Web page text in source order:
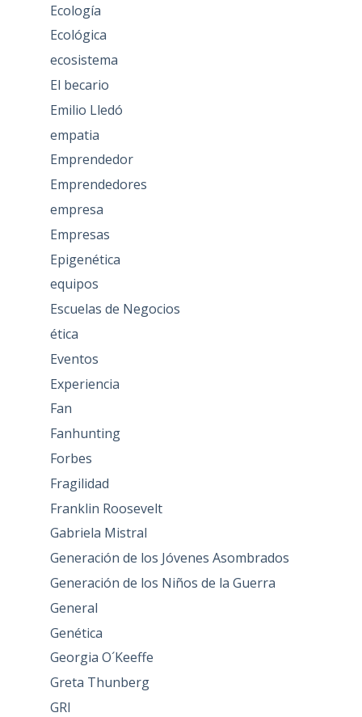
Ecología
Ecológica
ecosistema
El becario
Emilio Lledó
empatia
Emprendedor
Emprendedores
empresa
Empresas
Epigenética
equipos
Escuelas de Negocios
ética
Eventos
Experiencia
Fan
Fanhunting
Forbes
Fragilidad
Franklin Roosevelt
Gabriela Mistral
Generación de los Jóvenes Asombrados
Generación de los Niños de la Guerra
General
Genética
Georgia O´Keeffe
Greta Thunberg
GRI